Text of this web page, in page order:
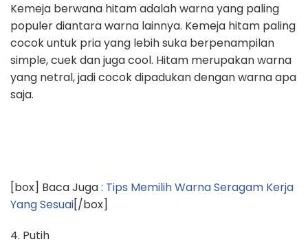
Kemeja berwana hitam adalah warna yang paling
populer diantara warna lainnya. Kemeja hitam paling
cocok untuk pria yang lebih suka berpenampilan
simple, cuek dan juga cool. Hitam merupakan warna
yang netral, jadi cocok dipadukan dengan warna apa
saja.
[box] Baca Juga : Tips Memilih Warna Seragam Kerja
Yang Sesuai[/box]
4. Putih